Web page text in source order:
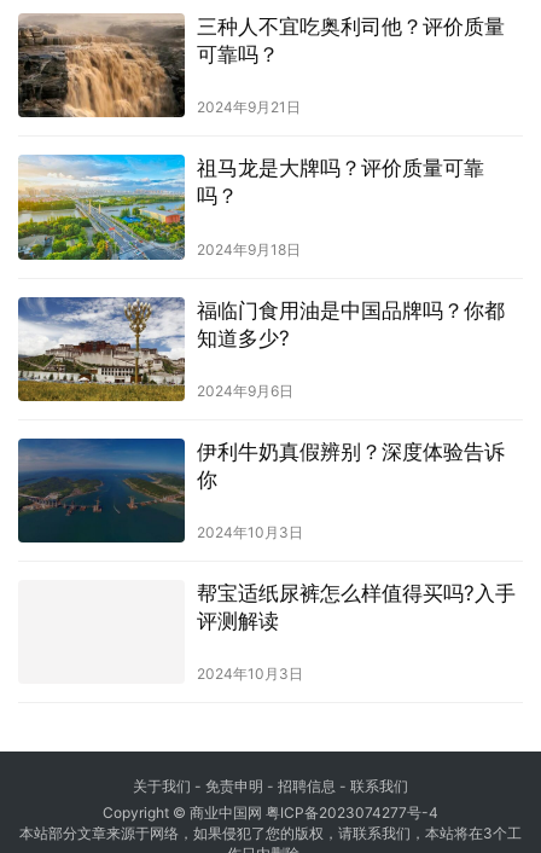
三种人不宜吃奥利司他？评价质量
可靠吗？
2024年9月21日
祖马龙是大牌吗？评价质量可靠
吗？
2024年9月18日
福临门食用油是中国品牌吗？你都
知道多少?
2024年9月6日
伊利牛奶真假辨别？深度体验告诉
你
2024年10月3日
帮宝适纸尿裤怎么样值得买吗?入手
评测解读
2024年10月3日
关于我们 - 免责申明 - 招聘信息 - 联系我们
Copyright © 商业中国网 粤ICP备2023074277号-4
本站部分文章来源于网络，如果侵犯了您的版权，请联系我们，本站将在3个工